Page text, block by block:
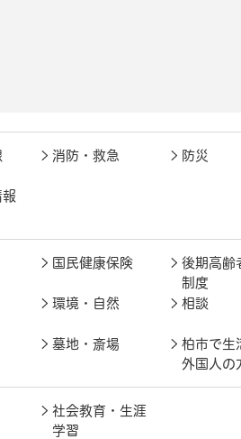
消防・救急 防災
国民健康保険
後期高齢
制度
環境・自然 相談
墓地・斎場
柏市で生
外国人の
社会教育・生涯
学習